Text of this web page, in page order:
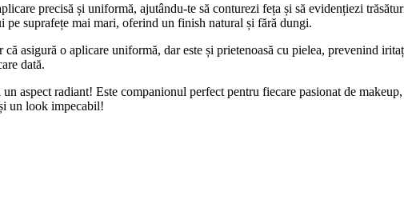
precisă și uniformă, ajutându-te să conturezi feța și să evidențiezi
pe suprafețe mai mari, oferind un finish natural și fără dungi.
asigură o aplicare uniformă, dar este și prietenoasă cu pielea, prevenind
dată.
aspect radiant! Este companionul perfect pentru fiecare pasionat de
un look impecabil!